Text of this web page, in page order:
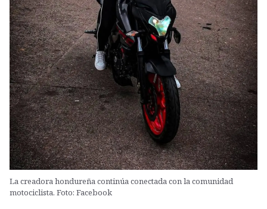
La creadora hondureña continúa conectada con la comunidad
motociclista. Foto: Facebook